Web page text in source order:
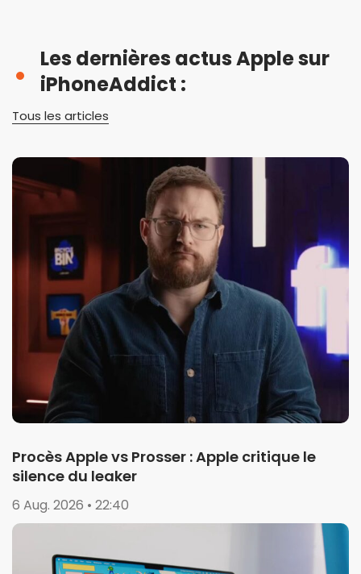
Les dernières actus Apple sur
iPhoneAddict :
Tous les articles
Procès Apple vs Prosser : Apple critique le
silence du leaker
6 Aug. 2026 • 22:40